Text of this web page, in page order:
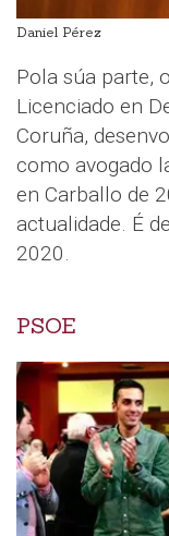
Daniel Pérez
Pola súa parte,
Licenciado en
Coruña,
como avogado
en Carballo de
actualidade. É
2020.
PSOE